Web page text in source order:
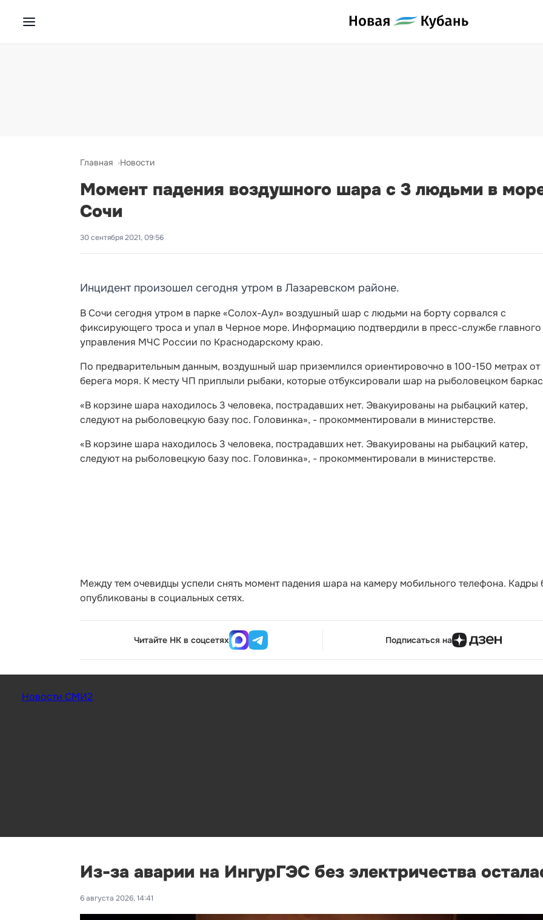
Главная Новости
Момент падения воздушного шара с 3 людьми в
Сочи
30 сентября 2021, 09:56
Инцидент произошел сегодня утром в Лазаревском районе.
В Сочи сегодня утром в парке «Солох-Аул» воздушный шар с людьми на борту сорвался с
фиксирующего троса и упал в Черное море. Информацию подтвердили в пресс-службе главного
управления МЧС России по Краснодарскому краю.
По предварительным данным, воздушный шар приземлился ориентировочно в 100-150 метрах от
берега моря. К месту ЧП приплыли рыбаки, которые отбуксировали шар на рыболовецком
«В корзине шара находилось 3 человека, пострадавших нет. Эвакуированы на рыбацкий катер,
следуют на рыболовецкую базу пос. Головинка», - прокомментировали в министерстве.
«В корзине шара находилось 3 человека, пострадавших нет. Эвакуированы на рыбацкий катер,
следуют на рыболовецкую базу пос. Головинка», - прокомментировали в министерстве.
Между тем очевидцы успели снять момент падения шара на камеру мобильного телефона. Кадры
опубликованы в социальных сетях.
Читайте НК в соцсетях Подписаться на
Новости СМИ2
Из-за аварии на ИнгурГЭС без электричества
6 августа 2026, 14:41